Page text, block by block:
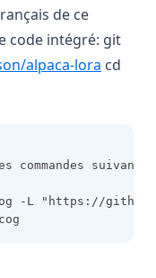
de ce
code intégré: git
alpaca-lora (opens
cd
L "https://